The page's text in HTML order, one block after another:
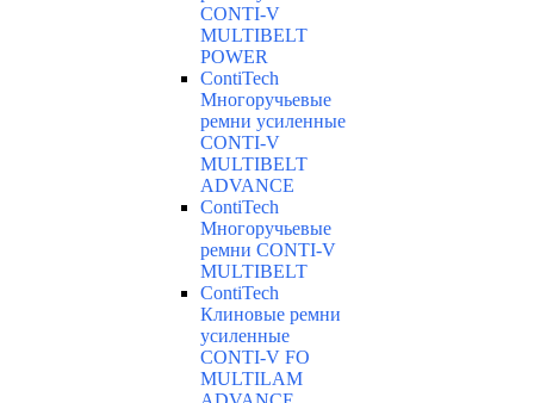
CONTI-V
MULTIBELT
POWER
ContiTech
Многоручьевые
ремни усиленные
CONTI-V
MULTIBELT
ADVANCE
ContiTech
Многоручьевые
ремни CONTI-V
MULTIBELT
ContiTech
Клиновые ремни
усиленные
CONTI-V FO
MULTILAM